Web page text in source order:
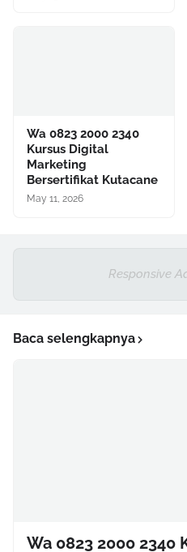
Wa 0823 2000 2340
Kursus Digital
Marketing
Bersertifikat Kutacane
May 11, 2026
Responsive
Baca selengkapnya
Wa 0823 2000 2340